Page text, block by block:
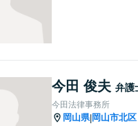
今田 俊夫 弁護
今田法律事務所
岡山県|岡山市北区